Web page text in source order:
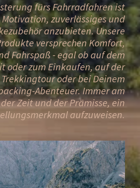
fürs Fahrradfahren ist
zuverlässiges und
anzubieten. Unsere
versprechen Komfort,
Fahrspaß - egal ob auf dem
oder zum Einkaufen, auf der
oder bei Deinem
Abenteuer. Immer am
Zeit und der Prämisse, ein
aufzuweisen.